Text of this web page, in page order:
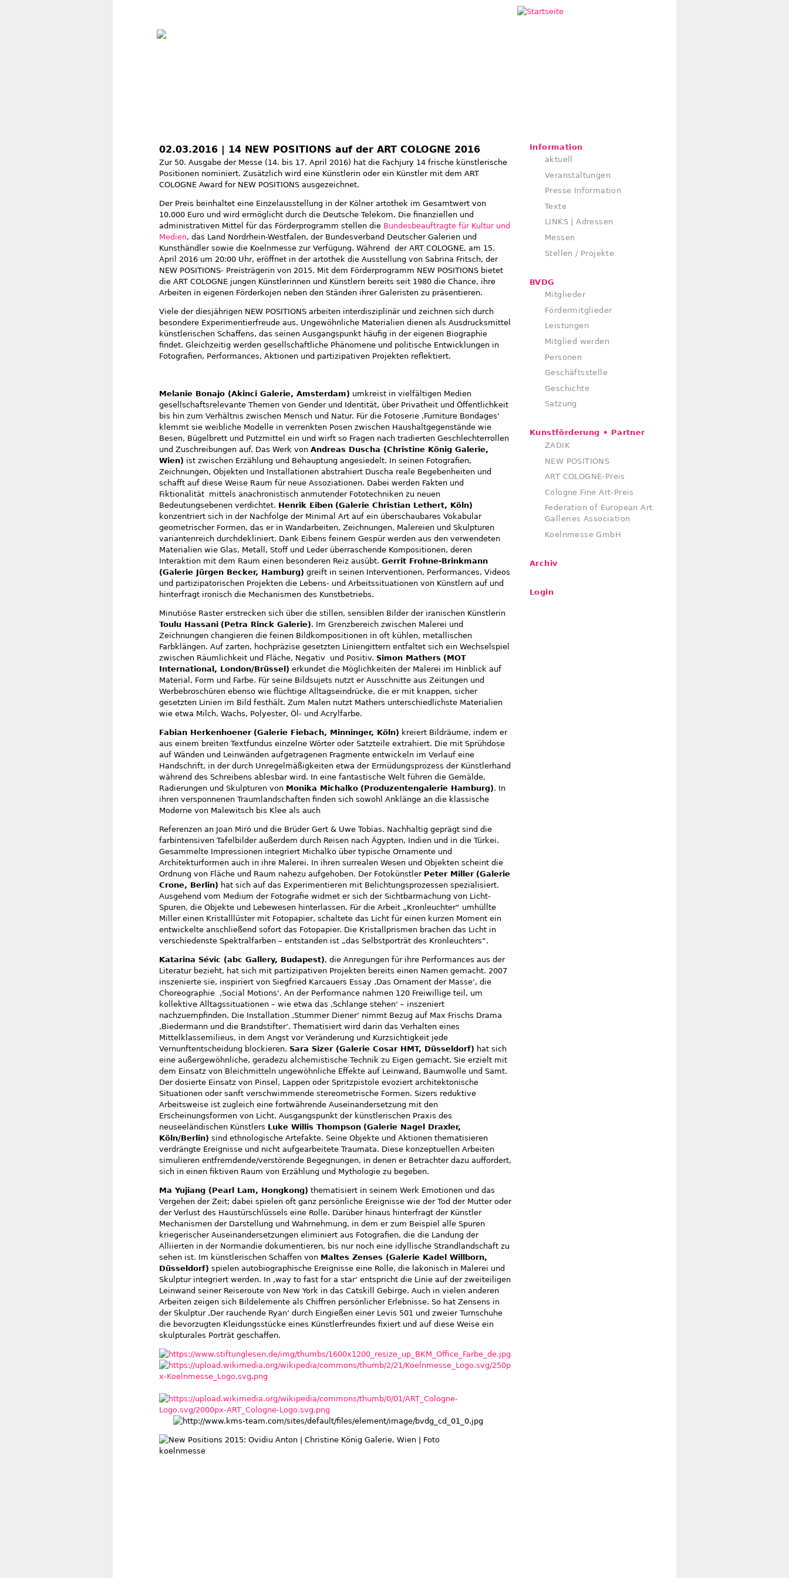
02.03.2016 | 14 NEW POSITIONS auf der ART COLOGNE 2016
Zur 50. Ausgabe der Messe (14. bis 17. April 2016) hat die Fachjury 14 frische künstlerische
Positionen nominiert. Zusätzlich wird eine Künstlerin oder ein Künstler mit dem ART
COLOGNE Award for NEW POSITIONS ausgezeichnet.
Der Preis beinhaltet eine Einzelausstellung in der Kölner artothek im Gesamtwert von
10.000 Euro und wird ermöglicht durch die Deutsche Telekom. Die finanziellen und
administrativen Mittel für das Förderprogramm stellen die Bundesbeauftragte für Kultur und
Medien, das Land Nordrhein-Westfalen, der Bundesverband Deutscher Galerien und
Kunsthändler sowie die Koelnmesse zur Verfügung. Während der ART COLOGNE, am 15.
April 2016 um 20:00 Uhr, eröffnet in der artothek die Ausstellung von Sabrina Fritsch, der
NEW POSITIONS- Preisträgerin von 2015. Mit dem Förderprogramm NEW POSITIONS bietet
die ART COLOGNE jungen Künstlerinnen und Künstlern bereits seit 1980 die Chance, ihre
Arbeiten in eigenen Förderkojen neben den Ständen ihrer Galeristen zu präsentieren.
Viele der diesjährigen NEW POSITIONS arbeiten interdisziplinär und zeichnen sich durch
besondere Experimentierfreude aus. Ungewöhnliche Materialien dienen als Ausdrucksmittel
künstlerischen Schaffens, das seinen Ausgangspunkt häufig in der eigenen Biographie
findet. Gleichzeitig werden gesellschaftliche Phänomene und politische Entwicklungen in
Fotografien, Performances, Aktionen und partizipativen Projekten reflektiert.
Melanie Bonajo (Akinci Galerie, Amsterdam) umkreist in vielfältigen Medien
gesellschaftsrelevante Themen von Gender und Identität, über Privatheit und Öffentlichkeit
bis hin zum Verhältnis zwischen Mensch und Natur. Für die Fotoserie ‚Furniture Bondages‘
klemmt sie weibliche Modelle in verrenkten Posen zwischen Haushaltgegenstände wie
Besen, Bügelbrett und Putzmittel ein und wirft so Fragen nach tradierten Geschlechterrollen
und Zuschreibungen auf. Das Werk von Andreas Duscha (Christine König Galerie,
Wien) ist zwischen Erzählung und Behauptung angesiedelt. In seinen Fotografien,
Zeichnungen, Objekten und Installationen abstrahiert Duscha reale Begebenheiten und
schafft auf diese Weise Raum für neue Assoziationen. Dabei werden Fakten und
Fiktionalität mittels anachronistisch anmutender Fototechniken zu neuen
Bedeutungsebenen verdichtet. Henrik Eiben (Galerie Christian Lethert, Köln)
konzentriert sich in der Nachfolge der Minimal Art auf ein überschaubares Vokabular
geometrischer Formen, das er in Wandarbeiten, Zeichnungen, Malereien und Skulpturen
variantenreich durchdekliniert. Dank Eibens feinem Gespür werden aus den verwendeten
Materialien wie Glas, Metall, Stoff und Leder überraschende Kompositionen, deren
Interaktion mit dem Raum einen besonderen Reiz ausübt. Gerrit Frohne-Brinkmann
(Galerie Jürgen Becker, Hamburg) greift in seinen Interventionen, Performances, Videos
und partizipatorischen Projekten die Lebens- und Arbeitssituationen von Künstlern auf und
hinterfragt ironisch die Mechanismen des Kunstbetriebs.
Minutiöse Raster erstrecken sich über die stillen, sensiblen Bilder der iranischen Künstlerin
Toulu Hassani (Petra Rinck Galerie). Im Grenzbereich zwischen Malerei und
Zeichnungen changieren die feinen Bildkompositionen in oft kühlen, metallischen
Farbklängen. Auf zarten, hochpräzise gesetzten Liniengittern entfaltet sich ein Wechselspiel
zwischen Räumlichkeit und Fläche, Negativ und Positiv. Simon Mathers (MOT
International, London/Brüssel) erkundet die Möglichkeiten der Malerei im Hinblick auf
Material, Form und Farbe. Für seine Bildsujets nutzt er Ausschnitte aus Zeitungen und
Werbebroschüren ebenso wie flüchtige Alltagseindrücke, die er mit knappen, sicher
gesetzten Linien im Bild festhält. Zum Malen nutzt Mathers unterschiedlichste Materialien
wie etwa Milch, Wachs, Polyester, Öl- und Acrylfarbe.
Fabian Herkenhoener (Galerie Fiebach, Minninger, Köln) kreiert Bildräume, indem er
aus einem breiten Textfundus einzelne Wörter oder Satzteile extrahiert. Die mit Sprühdose
auf Wänden und Leinwänden aufgetragenen Fragmente entwickeln im Verlauf eine
Handschrift, in der durch Unregelmäßigkeiten etwa der Ermüdungsprozess der Künstlerhand
während des Schreibens ablesbar wird. In eine fantastische Welt führen die Gemälde,
Radierungen und Skulpturen von Monika Michalko (Produzentengalerie Hamburg). In
ihren versponnenen Traumlandschaften finden sich sowohl Anklänge an die klassische
Moderne von Malewitsch bis Klee als auch
Referenzen an Joan Miró und die Brüder Gert & Uwe Tobias. Nachhaltig geprägt sind die
farbintensiven Tafelbilder außerdem durch Reisen nach Ägypten, Indien und in die Türkei.
Gesammelte Impressionen integriert Michalko über typische Ornamente und
Architekturformen auch in ihre Malerei. In ihren surrealen Wesen und Objekten scheint die
Ordnung von Fläche und Raum nahezu aufgehoben. Der Fotokünstler Peter Miller (Galerie
Crone, Berlin) hat sich auf das Experimentieren mit Belichtungsprozessen spezialisiert.
Ausgehend vom Medium der Fotografie widmet er sich der Sichtbarmachung von Licht-
Spuren, die Objekte und Lebewesen hinterlassen. Für die Arbeit „Kronleuchter“ umhüllte
Miller einen Kristalllüster mit Fotopapier, schaltete das Licht für einen kurzen Moment ein
entwickelte anschließend sofort das Fotopapier. Die Kristallprismen brachen das Licht in
verschiedenste Spektralfarben – entstanden ist „das Selbstporträt des Kronleuchters“.
Katarina Sévic (abc Gallery, Budapest), die Anregungen für ihre Performances aus der
Literatur bezieht, hat sich mit partizipativen Projekten bereits einen Namen gemacht. 2007
inszenierte sie, inspiriert von Siegfried Karcauers Essay ‚Das Ornament der Masse‘, die
Choreographie ‚Social Motions‘. An der Performance nahmen 120 Freiwillige teil, um
kollektive Alltagssituationen – wie etwa das ‚Schlange stehen‘ – inszeniert
nachzuempfinden. Die Installation ‚Stummer Diener‘ nimmt Bezug auf Max Frischs Drama
‚Biedermann und die Brandstifter‘. Thematisiert wird darin das Verhalten eines
Mittelklassemilieus, in dem Angst vor Veränderung und Kurzsichtigkeit jede
Vernunftentscheidung blockieren. Sara Sizer (Galerie Cosar HMT, Düsseldorf) hat sich
eine außergewöhnliche, geradezu alchemistische Technik zu Eigen gemacht. Sie erzielt mit
dem Einsatz von Bleichmitteln ungewöhnliche Effekte auf Leinwand, Baumwolle und Samt.
Der dosierte Einsatz von Pinsel, Lappen oder Spritzpistole evoziert architektonische
Situationen oder sanft verschwimmende stereometrische Formen. Sizers reduktive
Arbeitsweise ist zugleich eine fortwährende Auseinandersetzung mit den
Erscheinungsformen von Licht. Ausgangspunkt der künstlerischen Praxis des
neuseeländischen Künstlers Luke Willis Thompson (Galerie Nagel Draxler,
Köln/Berlin) sind ethnologische Artefakte. Seine Objekte und Aktionen thematisieren
verdrängte Ereignisse und nicht aufgearbeitete Traumata. Diese konzeptuellen Arbeiten
simulieren entfremdende/verstörende Begegnungen, in denen er Betrachter dazu auffordert,
sich in einen fiktiven Raum von Erzählung und Mythologie zu begeben.
Ma Yujiang (Pearl Lam, Hongkong) thematisiert in seinem Werk Emotionen und das
Vergehen der Zeit; dabei spielen oft ganz persönliche Ereignisse wie der Tod der Mutter oder
der Verlust des Haustürschlüssels eine Rolle. Darüber hinaus hinterfragt der Künstler
Mechanismen der Darstellung und Wahrnehmung, in dem er zum Beispiel alle Spuren
kriegerischer Auseinandersetzungen eliminiert aus Fotografien, die die Landung der
Alliierten in der Normandie dokumentieren, bis nur noch eine idyllische Strandlandschaft zu
sehen ist. Im künstlerischen Schaffen von Maltes Zenses (Galerie Kadel Willborn,
Düsseldorf) spielen autobiographische Ereignisse eine Rolle, die lakonisch in Malerei und
Skulptur integriert werden. In ‚way to fast for a star‘ entspricht die Linie auf der zweiteiligen
Leinwand seiner Reiseroute von New York in das Catskill Gebirge. Auch in vielen anderen
Arbeiten zeigen sich Bildelemente als Chiffren persönlicher Erlebnisse. So hat Zensens in
der Skulptur ‚Der rauchende Ryan‘ durch Eingießen einer Levis 501 und zweier Turnschuhe
die bevorzugten Kleidungsstücke eines Künstlerfreundes fixiert und auf diese Weise ein
skulpturales Porträt geschaffen.
Information
aktuell
Veranstaltungen
Presse Information
Texte
LINKS | Adressen
Messen
Stellen / Projekte
BVDG
Mitglieder
Fördermitglieder
Leistungen
Mitglied werden
Personen
Geschäftsstelle
Geschichte
Satzung
Kunstförderung • Partner
ZADIK
NEW POSITIONS
ART COLOGNE-Preis
Cologne Fine Art-Preis
Federation of European Art
Galleries Association
Koelnmesse GmbH
Archiv
Login